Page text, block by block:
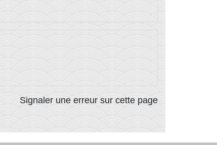
Signaler une erreur sur cette page